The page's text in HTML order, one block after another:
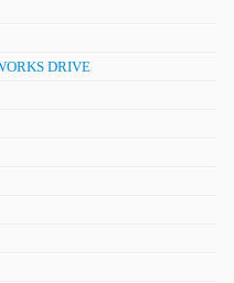
DRIVE